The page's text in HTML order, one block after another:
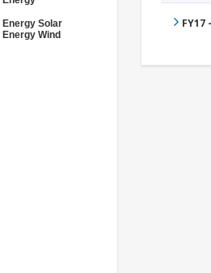
Energy Solar
Energy Wind